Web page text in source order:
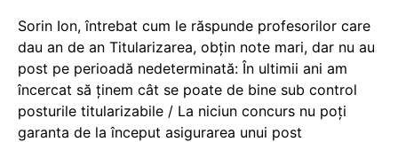
Sorin Ion, întrebat cum le răspunde profesorilor care
dau an de an Titularizarea, obțin note mari, dar nu au
post pe perioadă nedeterminată: În ultimii ani am
încercat să ținem cât se poate de bine sub control
posturile titularizabile / La niciun concurs nu poți
garanta de la început asigurarea unui post